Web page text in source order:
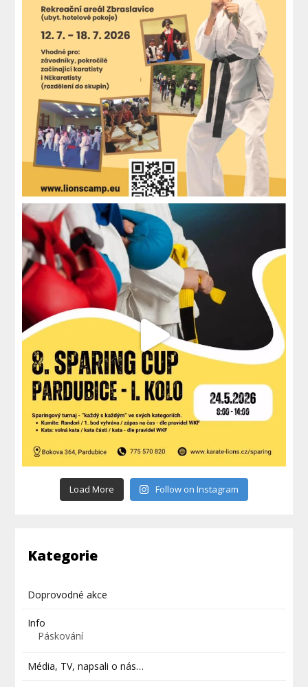
Load More Follow on Instagram
Kategorie
Doprovodné akce
Info
Páskování
Média, TV, napsali o nás…